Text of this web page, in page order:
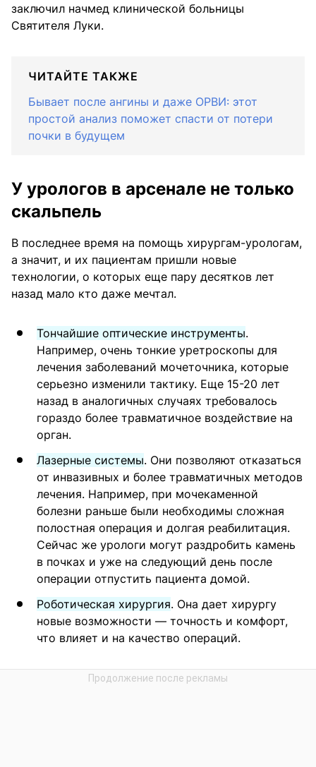
заключил начмед клинической больницы
Святителя Луки.
ЧИТАЙТЕ ТАКЖЕ
Бывает после ангины и даже ОРВИ: этот
простой анализ поможет спасти от потери
почки в будущем
У урологов в арсенале не только
скальпель
В последнее время на помощь хирургам-урологам,
а значит, и их пациентам пришли новые
технологии, о которых еще пару десятков лет
назад мало кто даже мечтал.
Тончайшие оптические инструменты.
Например, очень тонкие уретроскопы для
лечения заболеваний мочеточника, которые
серьезно изменили тактику. Еще 15-20 лет
назад в аналогичных случаях требовалось
гораздо более травматичное воздействие на
орган.
Лазерные системы. Они позволяют отказаться
от инвазивных и более травматичных методов
лечения. Например, при мочекаменной
болезни раньше были необходимы сложная
полостная операция и долгая реабилитация.
Сейчас же урологи могут раздробить камень
в почках и уже на следующий день после
операции отпустить пациента домой.
Роботическая хирургия. Она дает хирургу
новые возможности — точность и комфорт,
что влияет и на качество операций.